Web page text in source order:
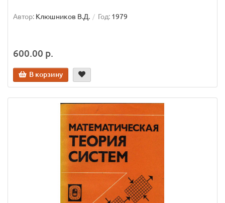
Автор: Клюшников В.Д. Год: 1979
600.00 р.
В корзину